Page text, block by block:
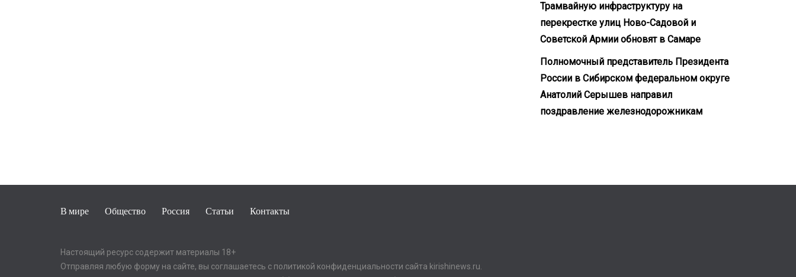
Трамвайную инфраструктуру на
перекрестке улиц Ново-Садовой и
Советской Армии обновят в Самаре
Полномочный представитель Президента
России в Сибирском федеральном округе
Анатолий Серышев направил
поздравление железнодорожникам
В мире Общество Россия Статьи Контакты
Настоящий ресурс содержит материалы 18+
Отправляя любую форму на сайте, вы соглашаетесь с политикой конфиденциальности сайта kirishinews.ru.